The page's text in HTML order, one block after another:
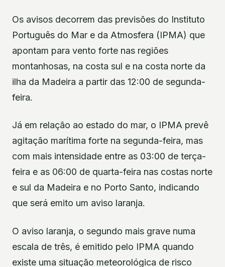
Os avisos decorrem das previsões do Instituto
Português do Mar e da Atmosfera (IPMA) que
apontam para vento forte nas regiões
montanhosas, na costa sul e na costa norte da
ilha da Madeira a partir das 12:00 de segunda-
feira.
Já em relação ao estado do mar, o IPMA prevê
agitação marítima forte na segunda-feira, mas
com mais intensidade entre as 03:00 de terça-
feira e as 06:00 de quarta-feira nas costas norte
e sul da Madeira e no Porto Santo, indicando
que será emito um aviso laranja.
O aviso laranja, o segundo mais grave numa
escala de três, é emitido pelo IPMA quando
existe uma situação meteorológica de risco